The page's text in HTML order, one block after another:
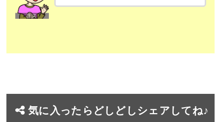
気に入ったらどしどしシェアしてね♪